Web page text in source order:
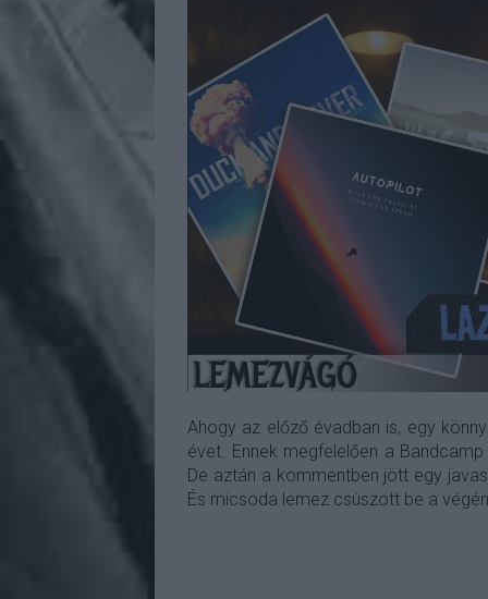
Ahogy az előző évadban is, egy
évet. Ennek megfelelően a
De aztán a kommentben jött egy
És micsoda lemez csúszott be a